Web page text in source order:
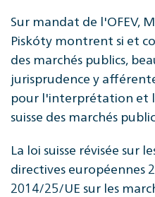
Sur mandat de l'OFEV,
Piskóty montrent si et
des marchés publics,
jurisprudence y
pour l'interprétation et
suisse des marchés
La loi suisse révisée sur
directives européennes
2014/25/UE sur les